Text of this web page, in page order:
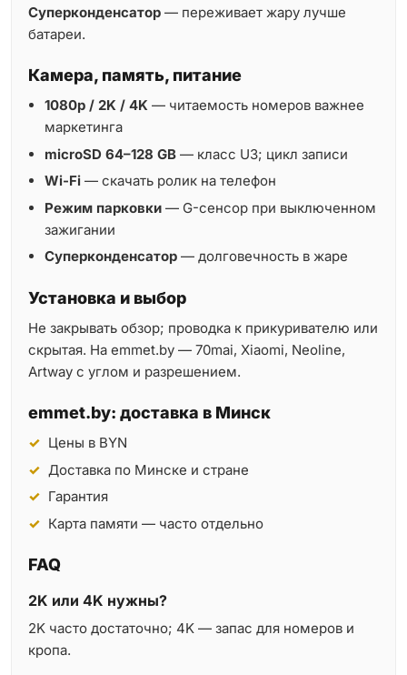
Суперконденсатор — переживает жару лучше
батареи.
Камера, память, питание
1080p / 2K / 4K — читаемость номеров важнее
маркетинга
microSD 64–128 GB — класс U3; цикл записи
Wi-Fi — скачать ролик на телефон
Режим парковки — G-сенсор при выключенном
зажигании
Суперконденсатор — долговечность в жаре
Установка и выбор
Не закрывать обзор; проводка к прикуривателю или
скрытая. На emmet.by — 70mai, Xiaomi, Neoline,
Artway с углом и разрешением.
emmet.by: доставка в Минск
Цены в BYN
Доставка по Минске и стране
Гарантия
Карта памяти — часто отдельно
FAQ
2K или 4K нужны?
2K часто достаточно; 4K — запас для номеров и
кропа.